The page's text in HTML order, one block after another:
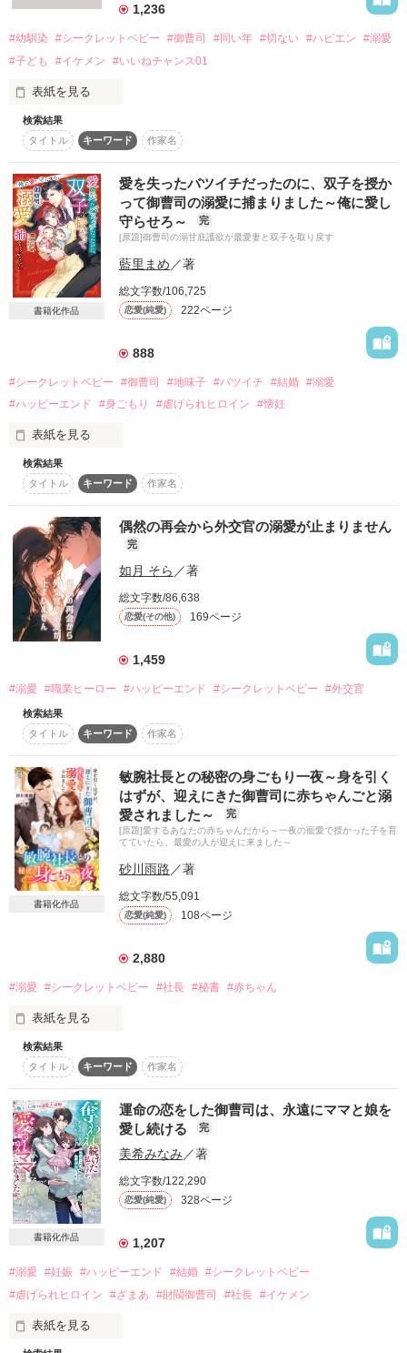
今も昔も愛しているのは君だけだ」
【公開：2024/09/30】
【完結：2024/10/01】
作品を読む
なぜか私を迎えに来た。
「俺はあの頃からずっと、
悩んでいる間にも三つ子を手懐けられて、
彼の甘い包囲網から逃げられません…！
2023.8.10　公開＆完結
作品を読む
1,236
#幼馴染 #シークレットベビー #御曹司 #同い年 #切ない #ハピエン
#溺愛
#子ども
#イケメン #いいねチャンス01
表紙を見る
「俺、今やばい。舞花がめちゃくちゃに可愛く見える」
「……え？」
「舞花って、こんなに可愛かったっけ？」
そう言って、貴方は私を抱いた。
でも、貴方が好きなのは、私じゃないでしょう？
私に、あの子を重ねていただけなんでしょう？
涙を隠して、貴方の前から姿を消した。
あれから三年。
東京に戻ってきた私には、
小さな宝物ができていた───
*･゜ﾟ･*:.｡..｡.:*･･*:.｡. .｡.:*･゜ﾟ･*
副社長付第一秘書
津田島 舞花
Tsudashima Maika
×
大手総合商社: 佐久間商事
専務取締役
鷲尾 隼也
Washio Shunya
*･゜ﾟ･*:.｡..｡.:*･･*:.｡. .｡.:*･゜ﾟ･*
検索結果
タイトル
キーワード 作家名
書籍化作品
愛を失ったバツイチだったのに、双子を授か
って御曹司の溺愛に捕まりました～俺に愛し
守らせろ～
完
[原題]御曹司の溺甘庇護欲が最愛妻と双子を取り戻す
藍里まめ ／著
総文字数/106,725
恋愛(純愛) 222ページ
888
#シークレットベビー #御曹司 #地味子 #バツイチ #結婚 #溺愛
#ハッピーエンド
#身ごもり #虐げられヒロイン #懐妊
表紙を見る
元夫に追われて逃げていたところ、
兄の友人と再会して救出された。
「俺と再婚したことにしないか？」
偽装結婚から始まる溺愛ストーリー。
2026.2.1　完結公開。
（改稿前の文章です）
作品を読む
検索結果
タイトル
キーワード 作家名
偶然の再会から外交官の溺愛が止まりません
完
如月 そら ／著
総文字数/86,638
恋愛(その他) 169ページ
1,459
#溺愛 #職業ヒーロー #ハッピーエンド #シークレットベビー #外交官
検索結果
タイトル
キーワード 作家名
書籍化作品
敏腕社長との秘密の身ごもり一夜～身を引く
はずが、迎えにきた御曹司に赤ちゃんごと溺
愛されました～
完
[原題]愛するあなたの赤ちゃんだから～一夜の寵愛で授かった子を育
てていたら、最愛の人が迎えに来ました～
砂川雨路／著
総文字数/55,091
恋愛(純愛) 108ページ
2,880
#溺愛 #シークレットベビー #社長 #秘書 #赤ちゃん
表紙を見る
叶わない恋なのは承知の上
愛する人とのたった一夜を胸に生きていくつもりだった
この子とともに……。
高垣都子（たかがきみやこ）26歳
副社長秘書
×
岩切製紙株式会社副社長
もうあなたには会わないと決めたのに……。
検索結果
タイトル
キーワード 作家名
書籍化作品
運命の恋をした御曹司は、永遠にママと娘を
愛し続ける
完
美希みなみ ／著
総文字数/122,290
恋愛(純愛) 328ページ
1,207
#溺愛 #妊娠 #ハッピーエンド #結婚 #シークレットベビー
#虐げられヒロイン
#ざまあ #財閥御曹司 #社長 #イケメン
表紙を見る